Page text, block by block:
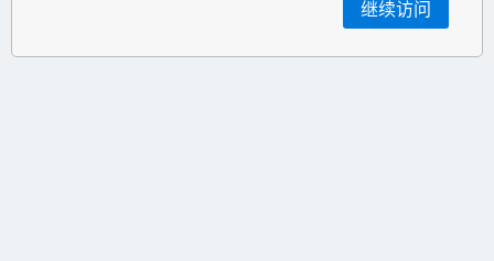
继续访问